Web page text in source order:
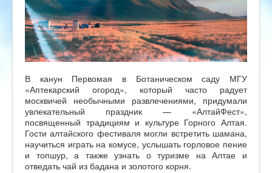
В канун Первомая в Ботаническом саду МГУ
«Аптекарский огород», который часто радует
москвичей необычными развлечениями, придумали
увлекательный праздник — «АлтайФест»,
посвященный традициям и культуре Горного Алтая.
Гости алтайского фестиваля могли встретить шамана,
научиться играть на комусе, услышать горловое пение
и топшур, а также узнать о туризме на Алтае и
отведать чай из бадана и золотого корня.